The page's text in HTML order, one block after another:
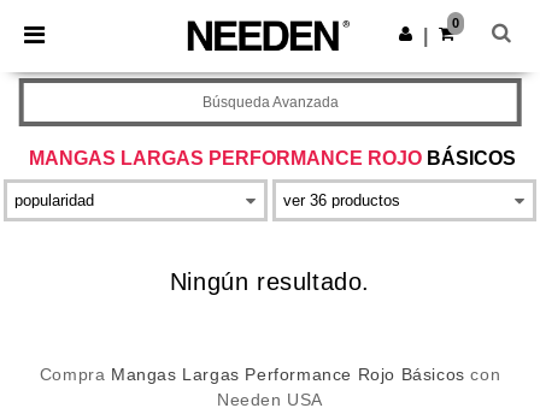
× App de Needen
¡Mejores precios en app!
Descargar app
0
MANGAS LARGAS PERFORMANCE ROJO BÁSICOS
Búsqueda Avanzada
Ningún resultado.
Compra Mangas Largas Performance Rojo Básicos con
Needen USA